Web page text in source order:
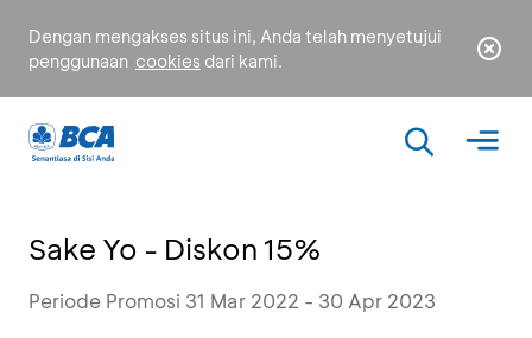
Dengan mengakses situs ini, Anda telah menyetujui
penggunaan cookies dari kami.
Sake Yo - Diskon 15%
Periode Promosi 31 Mar 2022 - 30 Apr 2023